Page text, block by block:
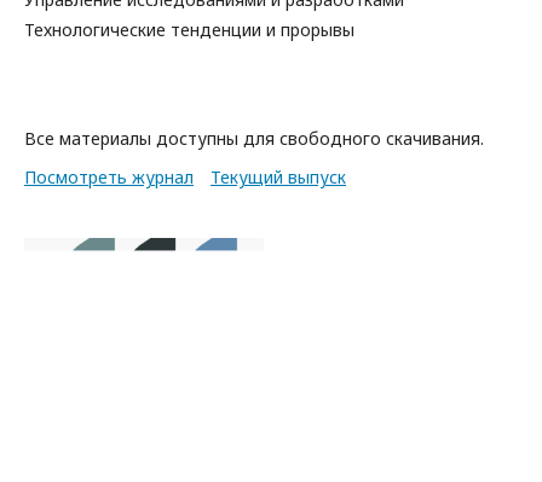
Технологические тенденции и прорывы
Все материалы доступны для свободного скачивания.
Посмотреть журнал
Текущий выпуск